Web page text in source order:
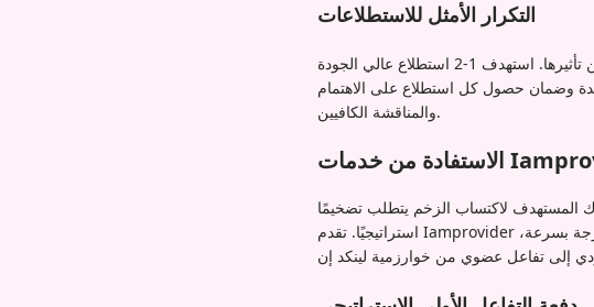
التكرار الأمثل للاستطلاعات
بينما تعد الاستطلاعات أدوات تفاعل فعالة، فإن الإفراط في استخدامها يمكن أن يقلل من تأثيرها. استهدف 1-2 استطلاع عالي الجودة
وضمان حصول كل استطلاع على الاهتمام
والمناقشة الكافيين.
لاكتساب الزخم يتطلب تضخيمًا
استراتيجيًا. تقدم Iamprovider خدمات مستهدفة يمكنها مساعدة استطلاعاتك عالية الجودة على الوصول إلى الكتلة الحرجة بسرعة،